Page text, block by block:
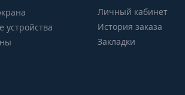
устройства
Личный кабинет
История заказа
Закладки